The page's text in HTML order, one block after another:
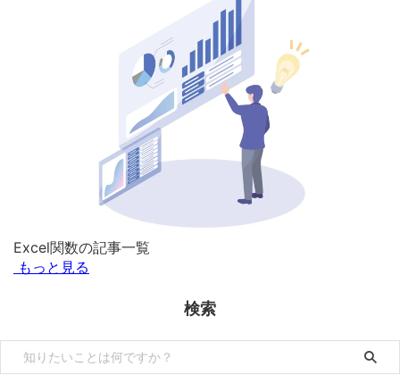
Excel関数の記事一覧
もっと見る
検索